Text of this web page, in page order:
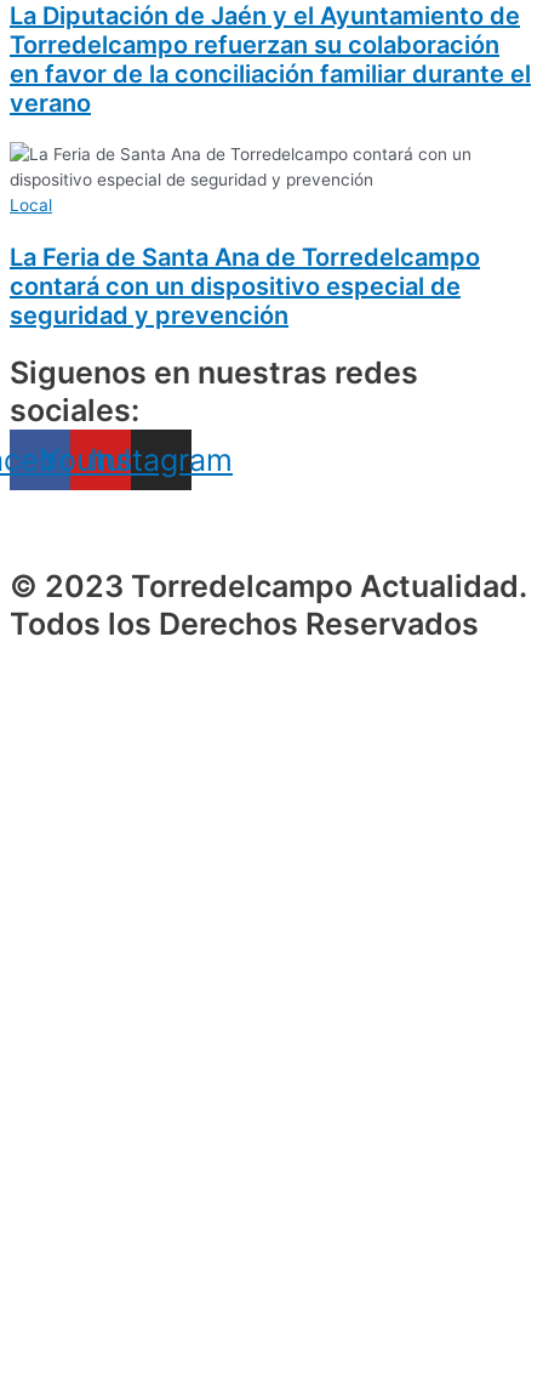
La Diputación de Jaén y el Ayuntamiento de
Torredelcampo refuerzan su colaboración
en favor de la conciliación familiar durante el
verano
Local
La Feria de Santa Ana de Torredelcampo
contará con un dispositivo especial de
seguridad y prevención
Siguenos en nuestras redes
sociales:
Youtube
Instagram
© 2023 Torredelcampo Actualidad.
Todos los Derechos Reservados